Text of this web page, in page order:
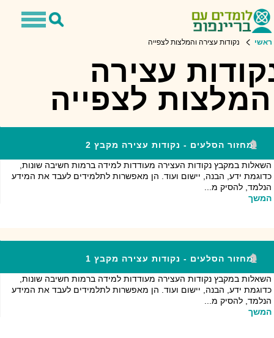
Toggle
Toggle
ראשי נקודות עצירה והמלצות לצפייה
עצירה
לצפייה
מחזור הסלעים - נקודות עצירה מקבץ 2
השאלות במקבץ נקודות העצירה מעודדות למידה ברמות חשיבה שונות,
כדוגמת ידע, הבנה, יישום ועוד. הן מאפשרות לתלמידים לעבד את המידע
הנלמד, להסיק מ...
המשך
מחזור הסלעים - נקודות עצירה מקבץ 1
השאלות במקבץ נקודות העצירה מעודדות למידה ברמות חשיבה שונות,
כדוגמת ידע, הבנה, יישום ועוד. הן מאפשרות לתלמידים לעבד את המידע
הנלמד, להסיק מ...
המשך